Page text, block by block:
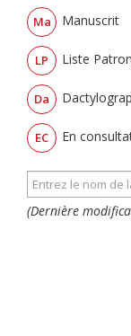
Ma Manuscrit
LP Liste
Da
EC En
(Dernière